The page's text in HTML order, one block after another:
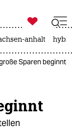

taz zahl ich
anhalt
Sparen beginnt